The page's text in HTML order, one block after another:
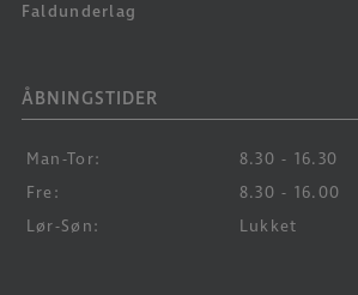
Faldunderlag
ÅBNINGSTIDER
Man-Tor:
8.30 - 16.30
Fre:
8.30 - 16.00
Lør-Søn:
Lukket